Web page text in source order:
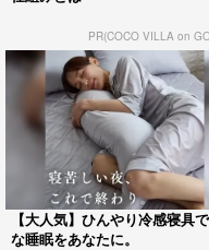
PR(COCO VILLA on
【大人気】ひんやり冷感寝具
な睡眠をあなたに。